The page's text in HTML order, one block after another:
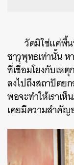
วัดมิใช่แค่พื้น
ชาวพุทธเท่านั้น
ที่เชื่ิอมโยงกับเห
ลงไปถึงสถาปัตย
พอจะทำให้เราเ
เคยมีความสำคัญ